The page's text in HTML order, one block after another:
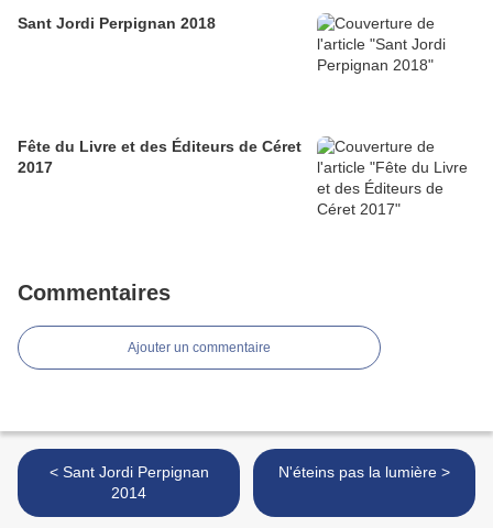
Sant Jordi Perpignan 2018
Fête du Livre et des Éditeurs de Céret
2017
Commentaires
Ajouter un commentaire
< Sant Jordi Perpignan
2014
N'éteins pas la lumière >